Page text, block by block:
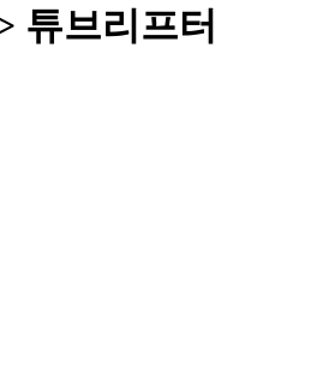
튜브리프터